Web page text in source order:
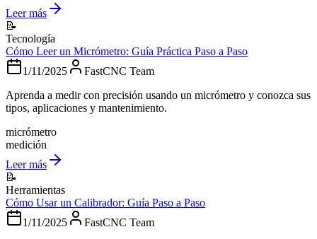
Leer más
📝
Tecnología
Cómo Leer un Micrómetro: Guía Práctica Paso a Paso
1/11/2025
FastCNC Team
Aprenda a medir con precisión usando un micrómetro y conozca sus
tipos, aplicaciones y mantenimiento.
micrómetro
medición
Leer más
📝
Herramientas
Cómo Usar un Calibrador: Guía Paso a Paso
1/11/2025
FastCNC Team